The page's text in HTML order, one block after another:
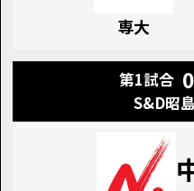
専大
第1試合
S&D昭